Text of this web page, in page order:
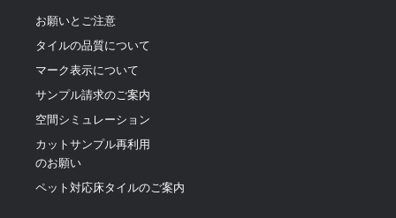
お願いとご注意
タイルの品質について
マーク表示について
サンプル請求のご案内
空間シミュレーション
カットサンプル再利用
のお願い
ペット対応床タイルのご案内